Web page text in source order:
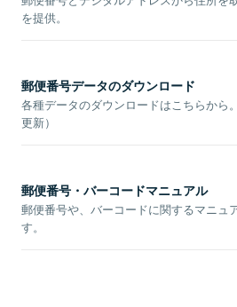
を提供。
郵便番号データのダウンロード
各種データのダウンロードはこちらから
更新）
郵便番号・バーコードマニュアル
郵便番号や、バーコードに関するマニュ
す。